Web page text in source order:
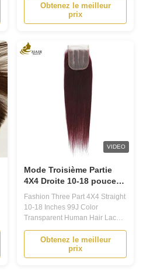
Hair Weft is the perfect choice
for those looking for high quality,
beautiful and natural hair
Cambodian Virgin Hair, our hair
is soft, silky and full of body.2.
Obtenez le meilleur
prix
VIDEO
Mode Troisième Partie
4X4 Droite 10-18 pouces
99J Couleur Transparente
Fermeture en dentelle de
cheveux humains
Fashion Three Part 4X4 Straight
10-18 Inches 99J Color
Transparent Human Hair Lace
Closure Features 1.No
shedding and no tangeling2.A
closure with 3 bundles hair
extensions can be made a full
Obtenez le meilleur
prix